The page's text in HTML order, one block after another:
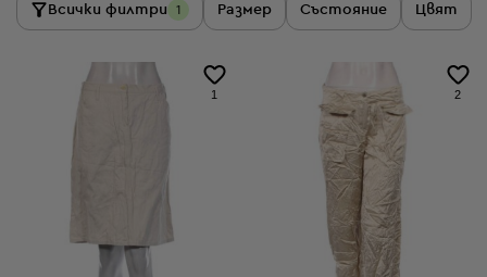
Всички филтри 1 Размер Състояние Цвят
1 2